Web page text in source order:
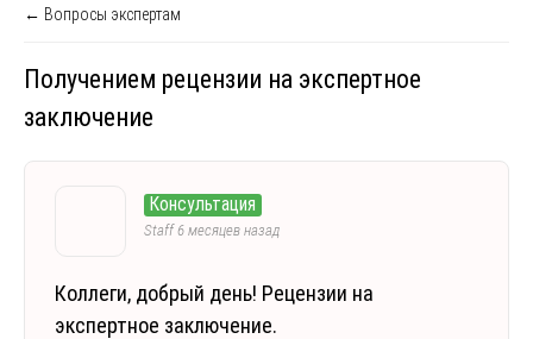
← Вопросы экспертам
Получением рецензии на экспертное
заключение
Консультация
Staff6 месяцев назад
Коллеги, добрый день! Рецензии на
экспертное заключение.